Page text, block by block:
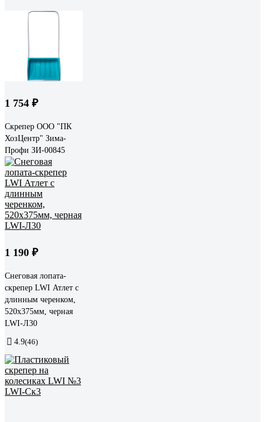
1 754 ₽
Скрепер ООО "ПК
ХозЦентр" Зима-
Профи ЗИ-00845
1 190 ₽
Снеговая лопата-
скрепер LWI Атлет с
длинным черенком,
520x375мм, черная
LWI-Л30
4.9(46)